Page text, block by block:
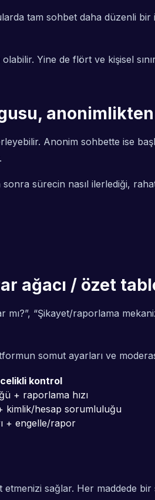
tam sohbet daha düzenli
Yine de flört ve kişisel
Anonim sohbette ise
sürecin nasıl ilerlediği,
ağacı / özet
mı?”, “Şikayet/raporlama
somut ayarları ve
kontrol
+ raporlama hızı
kimlik/hesap sorumluluğu
+ engelle/rapor
sağlar. Her maddede